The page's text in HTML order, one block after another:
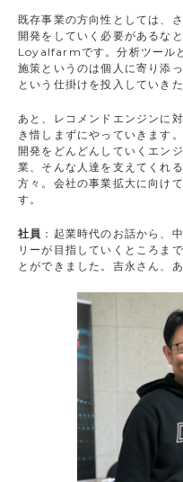
既存事業の方向性としては、
開発をしていく必要があるな
Loyalfarmです。分析ツール
施策というのは個人に寄り添
という仕掛けを投入していき
あと、レコメンドエンジンに
き惜しまずにやっていきます
開発をどんどんしていくエン
業、そんな人達を支えてくれ
方々。会社の事業拡大に向け
す。
社員 ：起業時代のお話から、
リーが目指していくところま
とができました。吉永さん、